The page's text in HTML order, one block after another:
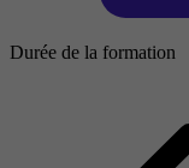
Durée de la formation